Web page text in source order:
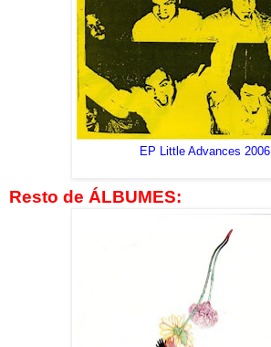
EP Little Advances 2006
Resto de ÁLBUMES: